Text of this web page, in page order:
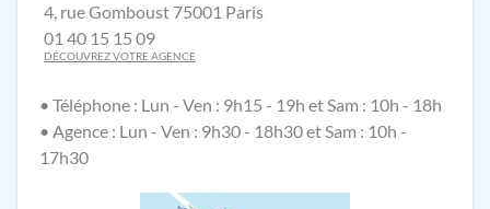
4, rue Gomboust 75001 Paris
01 40 15 15 09
DÉCOUVREZ VOTRE AGENCE
• Téléphone : Lun - Ven : 9h15 - 19h et Sam : 10h - 18h
• Agence : Lun - Ven : 9h30 - 18h30 et Sam : 10h -
17h30